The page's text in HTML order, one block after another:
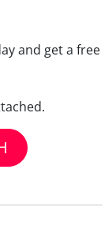
and get a free